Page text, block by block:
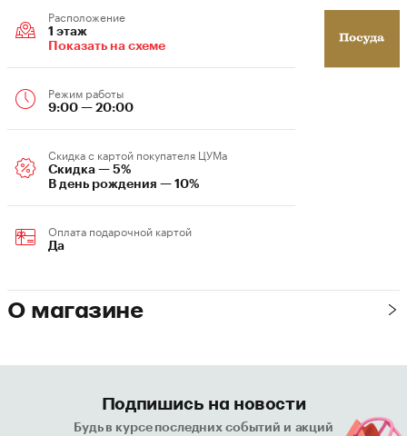
Расположение
1 этаж
Показать на схеме
Режим работы
9:00 — 20:00
Скидка c картой покупателя ЦУМа
Скидка — 5%
В день рождения — 10%
Оплата подарочной картой
Да
О магазине
Подпишись на новости
Будь в курсе последних событий и акций